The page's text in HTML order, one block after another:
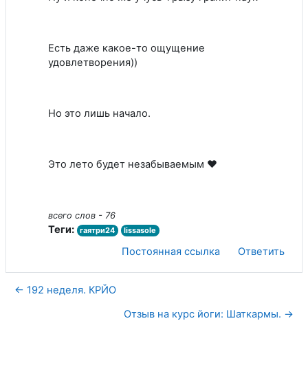
Есть даже какое-то ощущение
удовлетворения))
Но это лишь начало.
Это лето будет незабываемым ❤️
всего слов - 76
Теги: гаятри24 lissasole
Постоянная ссылка Ответить
← 192 неделя. КРЙО
Отзыв на курс йоги: Шаткармы. →